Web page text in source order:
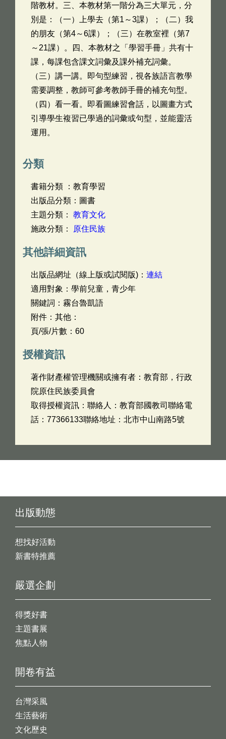
階教材。三、本教材第一階分為三大單元，分
別是：（一）上學去（第1～3課）；（二）我
的朋友（第4～6課）；（三）在教室裡（第7
～21課）。四、本教材之「學習手冊」共有十
課，每課包含課文詞彙及課外補充詞彙。
（三）講一講。即句型練習，視各族語言教學
需要調整，教師可參考教師手冊的補充句型。
（四）看一看。即看圖練習會話，以圖畫方式
引導學生複習已學過的詞彙或句型，並能靈活
運用。
分類
書籍分類 ：教育學習
出版品分類：圖書
主題分類： 教育文化
施政分類：
原住民族
其他詳細資訊
出版品網址（線上版或試閱版)： 連結
適用對象：學前兒童，青少年
關鍵詞：霧台魯凱語
附件：其他：
頁/張/片數：60
授權資訊
著作財產權管理機關或擁有者：教育部，行政
院原住民族委員會
取得授權資訊：聯絡人：教育部國教司聯絡電
話：77366133聯絡地址：北市中山南路5號
出版動態
想找好活動
新書特推薦
開卷有益
台灣采風
生活藝術
文化歷史
嚴選企劃
得獎好書
主題書展
焦點人物